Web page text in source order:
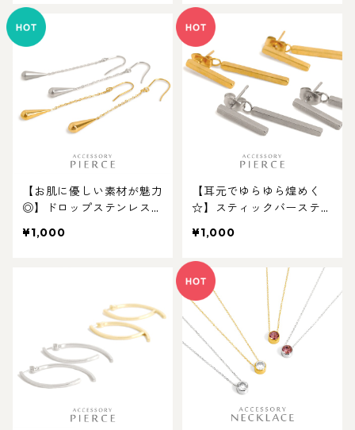
【お肌に優しい素材が魅力
◎】ドロップステンレスア
ーン対象商品
¥1,000
【耳元でゆらゆら煌めく
☆】スティックバーステン
象商品
¥1,000